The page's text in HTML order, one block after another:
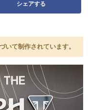
シェアする
いて制作されています。